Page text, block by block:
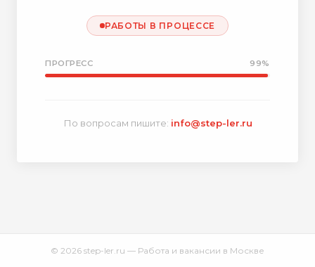
РАБОТЫ В ПРОЦЕССЕ
ПРОГРЕСС 99%
По вопросам пишите: info@step-ler.ru
© 2026 step-ler.ru — Работа и вакансии в Москве